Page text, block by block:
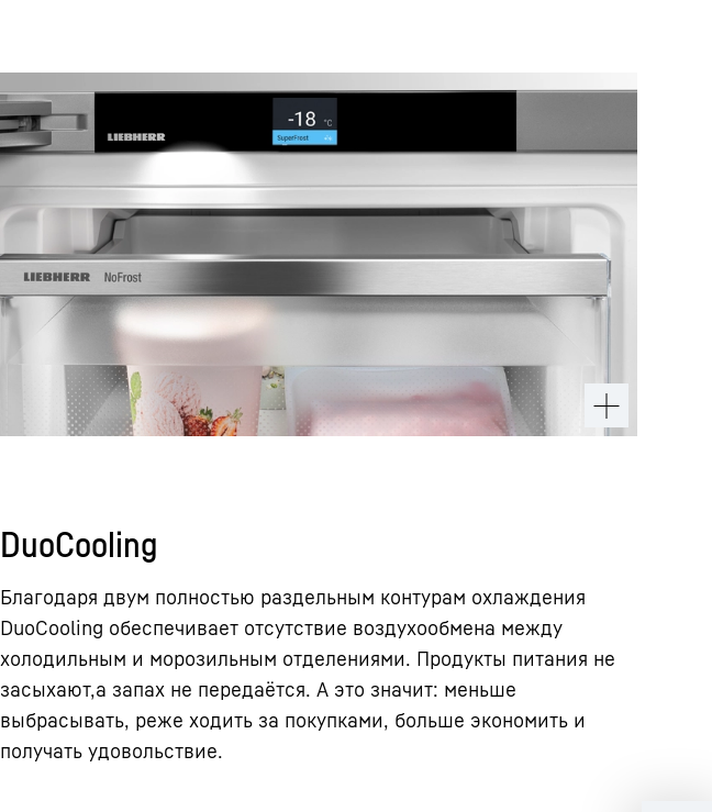
DuoCooling
Благодаря двум полностью раздельным контурам охлаждения
DuoCooling обеспечивает отсутствие воздухообмена между
холодильным и морозильным отделениями. Продукты питания не
засыхают,а запах не передаётся. А это значит: меньше
выбрасывать, реже ходить за покупками, больше экономить и
получать удовольствие.